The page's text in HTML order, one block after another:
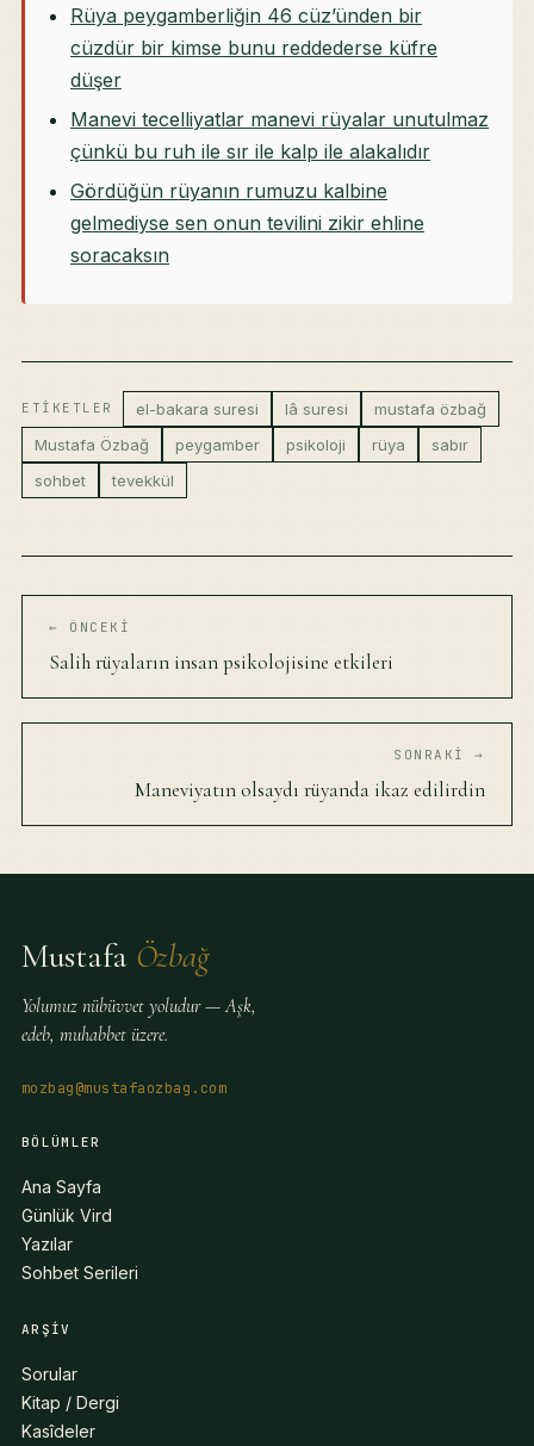
Rüya peygamberliğin 46 cüz’ünden bir
cüzdür bir kimse bunu reddederse küfre
düşer
Manevi tecelliyatlar manevi rüyalar unutulmaz
çünkü bu ruh ile sır ile kalp ile alakalıdır
Gördüğün rüyanın rumuzu kalbine
gelmediyse sen onun tevilini zikir ehline
soracaksın
ETIKETLER el-bakara suresi lâ suresi
mustafa özbağ
Mustafa Özbağ
peygamber psikoloji rüya
sabır
sohbet
tevekkül
← ÖNCEKI
Salih rüyaların insan psikolojisine etkileri
SONRAKI →
Maneviyatın olsaydı rüyanda ikaz edilirdin
Mustafa Özbağ
Yolumuz nübüvvet yoludur — Aşk,
edeb, muhabbet üzere.
mozbag@mustafaozbag.com
BÖLÜMLER
Ana Sayfa
Günlük Vird
Yazılar
Sohbet Serileri
ARŞIV
Sorular
Kitap / Dergi
Kasîdeler